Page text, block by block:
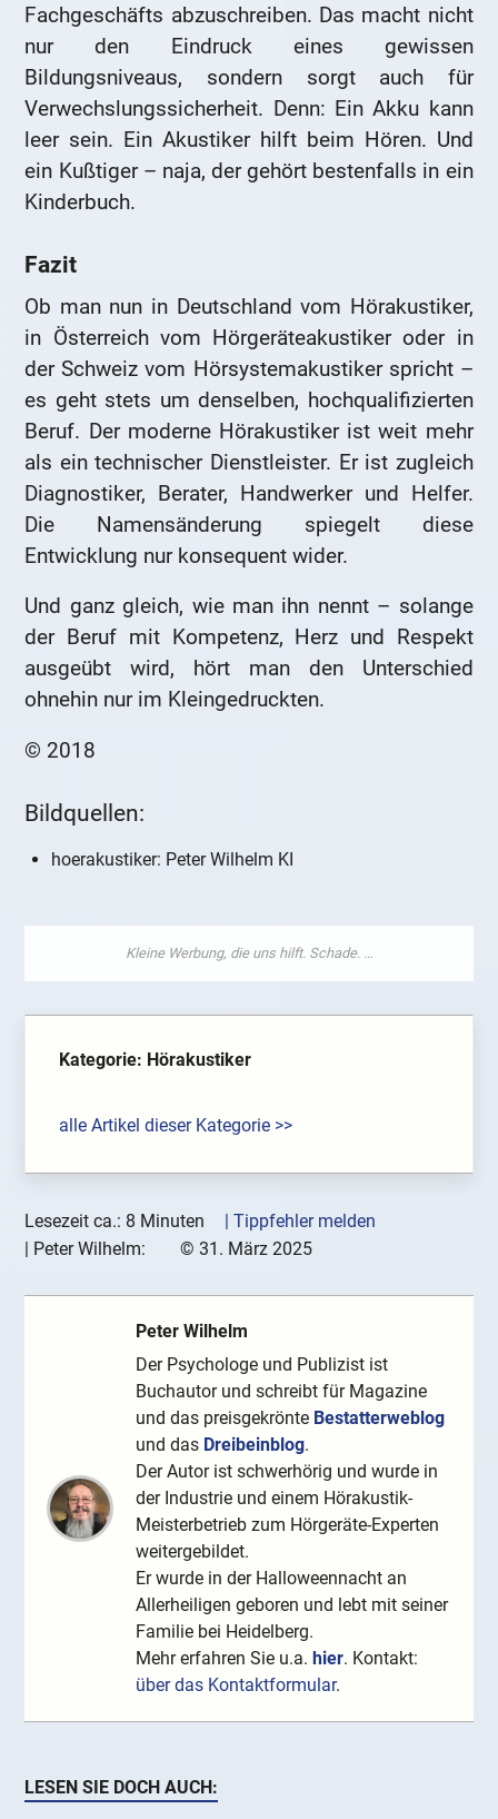
Fachgeschäfts abzuschreiben. Das macht nicht
nur den Eindruck eines gewissen
Bildungsniveaus, sondern sorgt auch für
Verwechslungssicherheit. Denn: Ein Akku kann
leer sein. Ein Akustiker hilft beim Hören. Und
ein Kußtiger – naja, der gehört bestenfalls in ein
Kinderbuch.
Fazit
Ob man nun in Deutschland vom Hörakustiker,
in Österreich vom Hörgeräteakustiker oder in
der Schweiz vom Hörsystemakustiker spricht –
es geht stets um denselben, hochqualifizierten
Beruf. Der moderne Hörakustiker ist weit mehr
als ein technischer Dienstleister. Er ist zugleich
Diagnostiker, Berater, Handwerker und Helfer.
Die Namensänderung spiegelt diese
Entwicklung nur konsequent wider.
Und ganz gleich, wie man ihn nennt – solange
der Beruf mit Kompetenz, Herz und Respekt
ausgeübt wird, hört man den Unterschied
ohnehin nur im Kleingedruckten.
© 2018
Bildquellen:
hoerakustiker: Peter Wilhelm KI
Kategorie: Hörakustiker
alle Artikel dieser Kategorie >>
Lesezeit ca.: 8 Minuten
| Tippfehler melden
| Peter Wilhelm: © 31. März 2025
Peter Wilhelm
Der Psychologe und Publizist ist
Buchautor und schreibt für Magazine
und das preisgekrönte Bestatterweblog
und das Dreibeinblog.
Der Autor ist schwerhörig und wurde in
der Industrie und einem Hörakustik-
Meisterbetrieb zum Hörgeräte-Experten
weitergebildet.
Er wurde in der Halloweennacht an
Allerheiligen geboren und lebt mit seiner
Familie bei Heidelberg.
Mehr erfahren Sie u.a.hier. Kontakt:
über das Kontaktformular.
LESEN SIE DOCH AUCH: